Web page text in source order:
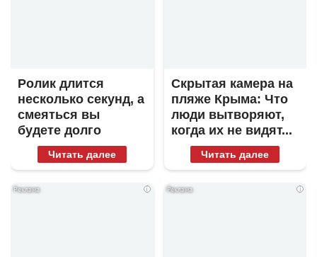
Ролик длится
несколько секунд, а
смеяться вы
будете долго
Читать далее
Скрытая камера на
пляже Крыма: Что
люди вытворяют,
когда их не видят...
Читать далее
i i